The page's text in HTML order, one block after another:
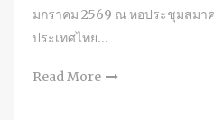
มกราคม 2569 ณ หอประชุมสมา
ประเทศไทย…
Read More